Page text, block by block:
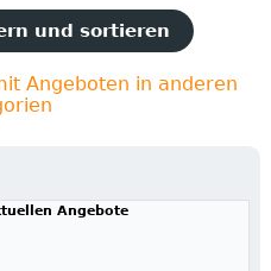
und sortieren
Angeboten in anderen
Angebote